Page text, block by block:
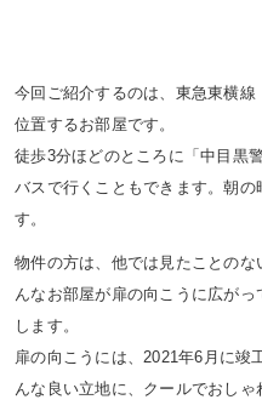
今回ご紹介するのは、東急東横
位置するお部屋です。
徒歩3分ほどのところに「中目黒
バスで行くこともできます。朝
す。
物件の方は、他では見たことの
んなお部屋が扉の向こうに広が
します。
扉の向こうには、2021年6月に竣
んな良い立地に、クールでおしゃ